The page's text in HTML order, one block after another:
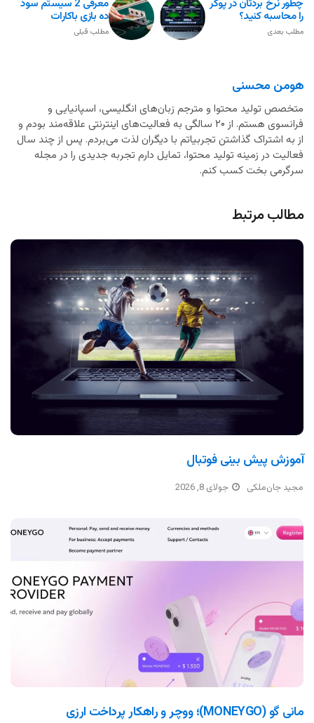
معرفی 2 سیستم سود‌
ده بازی باکارات
مطلب قبلی
چطور نرخ بردتان در پوکر
را محاسبه کنید؟
مطلب بعدی
هومن محسنی
متخصص تولید محتوا و مترجم زبان‌های انگلیسی، اسپانیایی و
فرانسوی هستم. از ۲۰ سالگی به فعالیت‌های اینترنتی علاقه‌مند بودم و
از به اشتراک گذاشتن تجربیاتم با دیگران لذت می‌بردم. پس از چند سال
فعالیت در زمینه تولید محتوا، تمایل دارم تجربه جدیدی را در مجله
سرگرمی بخت کسب کنم.
مطالب مرتبط
آموزش پیش بینی فوتبال
مجید جان‌ملکی جولای 8, 2026
مانی گو (MONEYGO)؛ ووچر و راهکار پرداخت ارزی